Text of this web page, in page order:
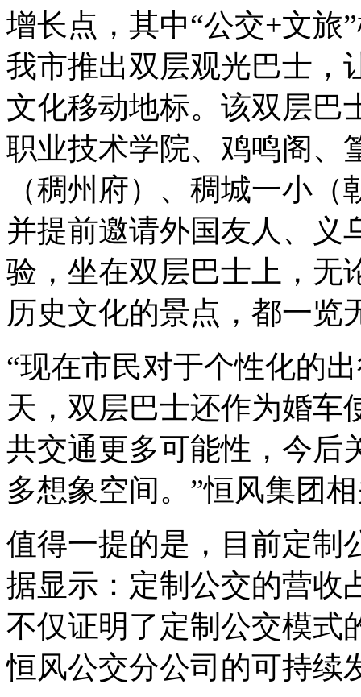
增长点，其中“公交+文旅
我市推出双层观光巴士，
文化移动地标。该双层巴
职业技术学院、鸡鸣阁、
（稠州府）、稠城一小
并提前邀请外国友人、义
验，坐在双层巴士上，无
历史文化的景点，都一览
“现在市民对于个性化的
天，双层巴士还作为婚车
共交通更多可能性，今后
多想象空间。”恒风集团
值得一提的是，目前定制
据显示：定制公交的营收
不仅证明了定制公交模式
恒风公交分公司的可持续